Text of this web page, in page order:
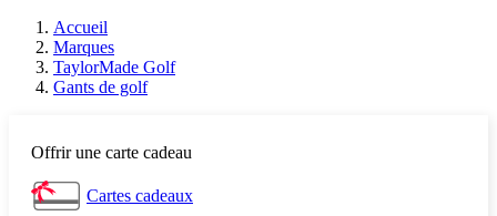
Accueil
Marques
TaylorMade Golf
Gants de golf
Offrir une carte cadeau
Cartes cadeaux